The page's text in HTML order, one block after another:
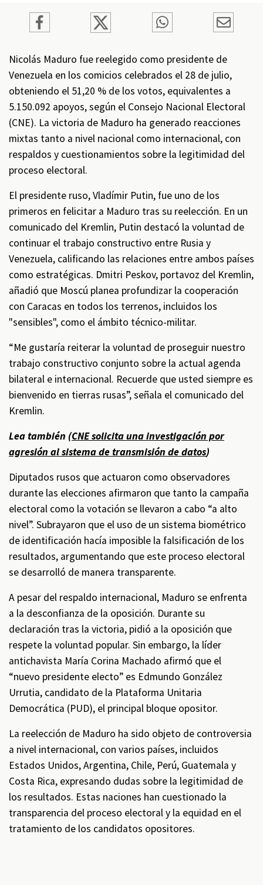
Nicolás Maduro fue reelegido como presidente de
Venezuela en los comicios celebrados el 28 de julio,
obteniendo el 51,20 % de los votos, equivalentes a
5.150.092 apoyos, según el Consejo Nacional Electoral
(CNE). La victoria de Maduro ha generado reacciones
mixtas tanto a nivel nacional como internacional, con
respaldos y cuestionamientos sobre la legitimidad del
proceso electoral.
El presidente ruso, Vladímir Putin, fue uno de los
primeros en felicitar a Maduro tras su reelección. En un
comunicado del Kremlin, Putin destacó la voluntad de
continuar el trabajo constructivo entre Rusia y
Venezuela, calificando las relaciones entre ambos países
como estratégicas. Dmitri Peskov, portavoz del Kremlin,
añadió que Moscú planea profundizar la cooperación
con Caracas en todos los terrenos, incluidos los
"sensibles", como el ámbito técnico-militar.
“Me gustaría reiterar la voluntad de proseguir nuestro
trabajo constructivo conjunto sobre la actual agenda
bilateral e internacional. Recuerde que usted siempre es
bienvenido en tierras rusas”, señala el comunicado del
Kremlin.
Lea también (CNE solicita una investigación por
agresión al sistema de transmisión de datos)
Diputados rusos que actuaron como observadores
durante las elecciones afirmaron que tanto la campaña
electoral como la votación se llevaron a cabo “a alto
nivel”. Subrayaron que el uso de un sistema biométrico
de identificación hacía imposible la falsificación de los
resultados, argumentando que este proceso electoral
se desarrolló de manera transparente.
A pesar del respaldo internacional, Maduro se enfrenta
a la desconfianza de la oposición. Durante su
declaración tras la victoria, pidió a la oposición que
respete la voluntad popular. Sin embargo, la líder
antichavista María Corina Machado afirmó que el
“nuevo presidente electo” es Edmundo González
Urrutia, candidato de la Plataforma Unitaria
Democrática (PUD), el principal bloque opositor.
La reelección de Maduro ha sido objeto de controversia
a nivel internacional, con varios países, incluidos
Estados Unidos, Argentina, Chile, Perú, Guatemala y
Costa Rica, expresando dudas sobre la legitimidad de
los resultados. Estas naciones han cuestionado la
transparencia del proceso electoral y la equidad en el
tratamiento de los candidatos opositores.